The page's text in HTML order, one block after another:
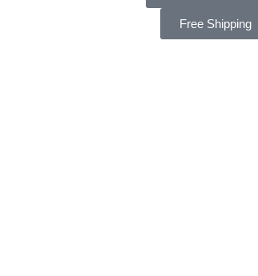
Free Shipping